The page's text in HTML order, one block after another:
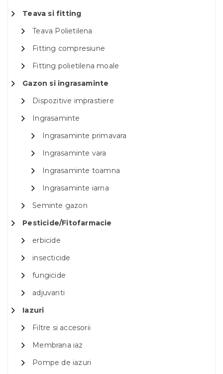
Teava si fitting
Teava Polietilena
Fitting compresiune
Fitting polietilena moale
Gazon si ingrasaminte
Dispozitive imprastiere
Ingrasaminte
Ingrasaminte primavara
Ingrasaminte vara
Ingrasaminte toamna
Ingrasaminte iarna
Seminte gazon
Pesticide/Fitofarmacie
erbicide
insecticide
fungicide
adjuvanti
Iazuri
Filtre si accesorii
Membrana iaz
Pompe de iazuri